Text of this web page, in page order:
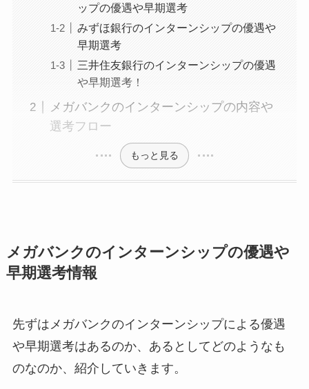
ップの優遇や早期選考
みずほ銀行のインターンシップの優遇や
早期選考
三井住友銀行のインターンシップの優遇
や早期選考！
メガバンクのインターンシップの内容や
選考フロー
もっと見る
メガバンクのインターンシップの優遇や
早期選考情報
先ずはメガバンクのインターンシップによる優遇
や早期選考はあるのか、あるとしてどのようなも
のなのか、紹介していきます。